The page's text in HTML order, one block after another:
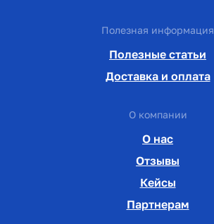
Полезная информация
Полезные статьи
Доставка и оплата
О компании
О нас
Отзывы
Кейсы
Партнерам